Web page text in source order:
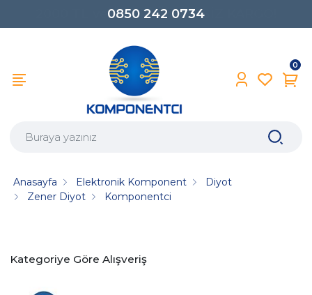
0850 242 0734
0
Anasayfa Elektronik Komponent
Diyot
Zener Diyot
Komponentci
Kategoriye Göre Alışveriş